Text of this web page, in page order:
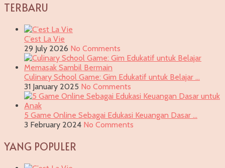
TERBARU
C’est La Vie
29 July 2026 No Comments
Culinary School Game: Gim Edukatif untuk Belajar …
31 January 2025 No Comments
5 Game Online Sebagai Edukasi Keuangan Dasar …
3 February 2024 No Comments
YANG POPULER